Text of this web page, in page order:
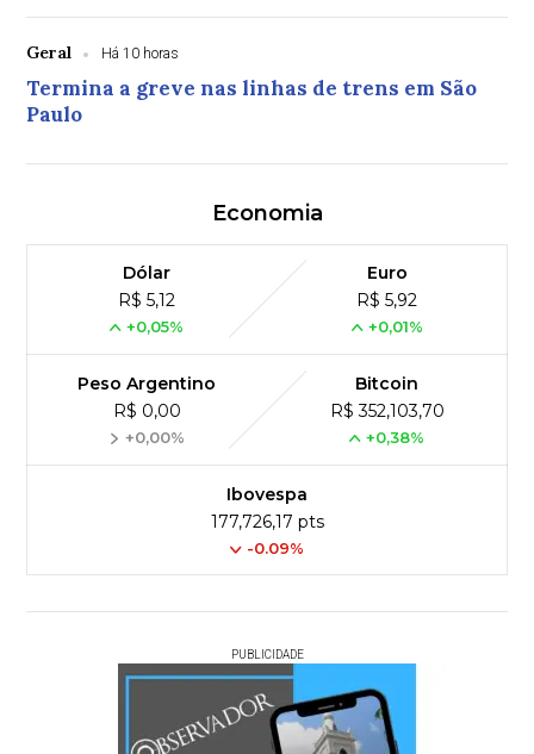
Geral Há 10 horas
Termina a greve nas linhas de trens em São
Paulo
Economia
Dólar
R$ 5,12
+0,05%
Euro
R$ 5,92
+0,01%
Peso Argentino
R$ 0,00
+0,00%
Bitcoin
R$ 352,103,70
+0,38%
Ibovespa
177,726,17 pts
-0.09%
PUBLICIDADE